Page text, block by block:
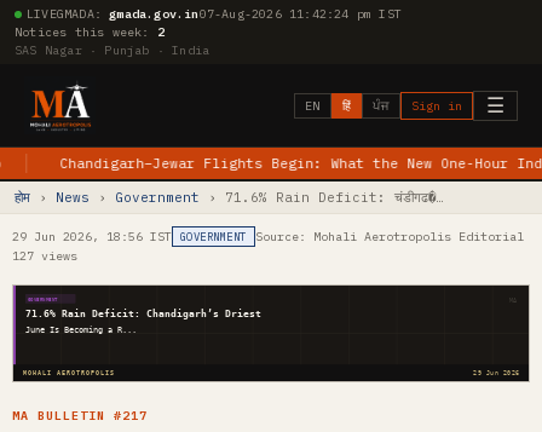
LIVEGMADA:gmada.gov.in07-Aug-2026 11:42:25 pm IST
Notices this week: 2
SAS Nagar · Punjab · India
☰
EN हिं ਪੰਜ Sign in
Flights Begin: What the New One-Hour IndiGo
होम
› News › Government › 71.6% Rain Deficit: चंडीगढ�…
29 Jun 2026, 18:56 IST GOVERNMENT
Source: Mohali Aerotropolis Editorial
127 views
GOVERNMENT
MOHALI AEROTROPOLIS 29 Jun 2026
71.6% Rain Deficit: Chandigarh’s Driest
June Is Becoming a R...
MA
MA BULLETIN #217